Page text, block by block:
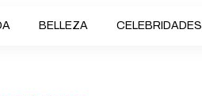
BELLEZA CELEBRIDADES